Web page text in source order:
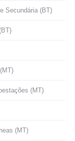
Secundária (BT)
(MT)
(MT)